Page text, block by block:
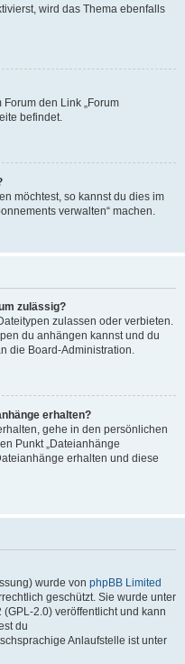
wird das Thema ebenfalls
den Link „Forum
befindet.
möchtest, so kannst du dies im
verwalten“ machen.
zulässig?
zulassen oder verbieten.
du anhängen kannst und du
die Board-Administration.
erhalten?
gehe in den persönlichen
Punkt „Dateianhänge
erhalten und diese
wurde von phpBB Limited
geschützt. Sie wurde unter
2.0) veröffentlicht und kann
du
Anlaufstelle ist unter